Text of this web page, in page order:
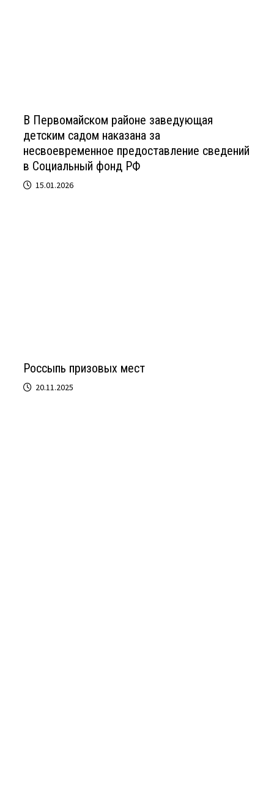
В Первомайском районе заведующая
детским садом наказана за
несвоевременное предоставление сведений
в Социальный фонд РФ
15.01.2026
Россыпь призовых мест
20.11.2025